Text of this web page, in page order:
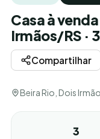
Casa à
Irmãos/RS ·
Compartilhar
Beira Rio, Dois
3